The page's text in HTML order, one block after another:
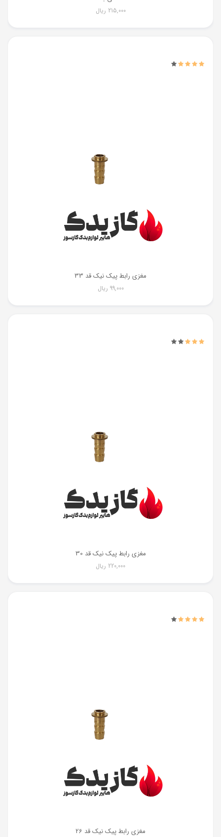
215,000 ریال
مغزی رابط پیک نیک قد 33
99,000 ریال
مغزی رابط پیک نیک قد 30
220,000 ریال
مغزی رابط پیک نیک قد 26